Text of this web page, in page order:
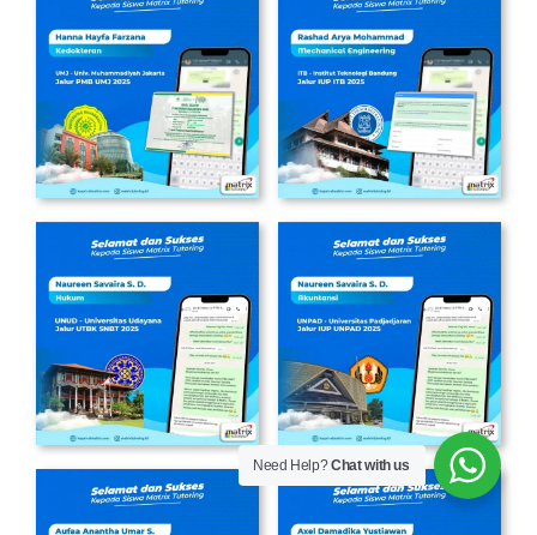
Need Help?Chat with us